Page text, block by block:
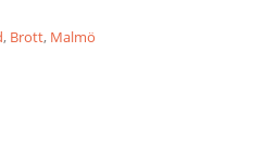
, Brott, Malmö